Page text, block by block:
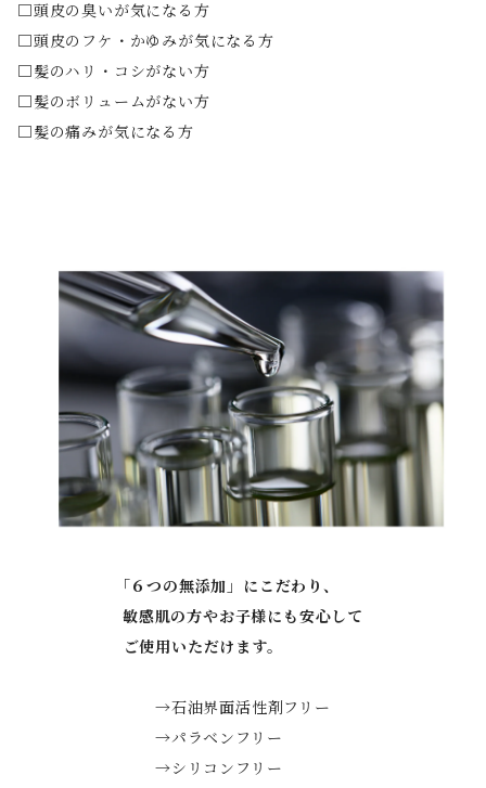
□頭皮の臭いが気になる方
□頭皮のフケ・かゆみが気になる方
□髪のハリ・コシがない方
□髪のボリュームがない方
□髪の痛みが気になる方
「６つの無添加」にこだわり、
敏感肌の方やお子様にも安心して
ご使用いただけます。
→石油界面活性剤フリー
→パラベンフリー
→シリコンフリー